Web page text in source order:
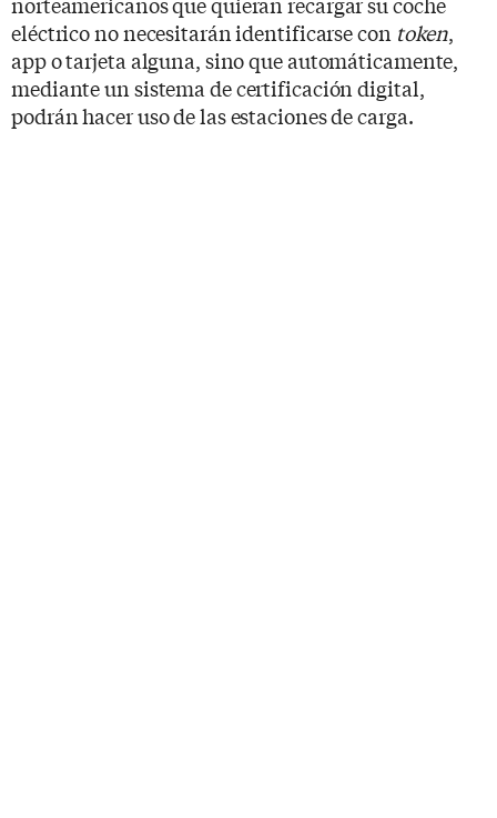
eléctrico no necesitarán identificarse con token,
app o tarjeta alguna, sino que automáticamente,
mediante un sistema de certificación digital,
podrán hacer uso de las estaciones de carga.